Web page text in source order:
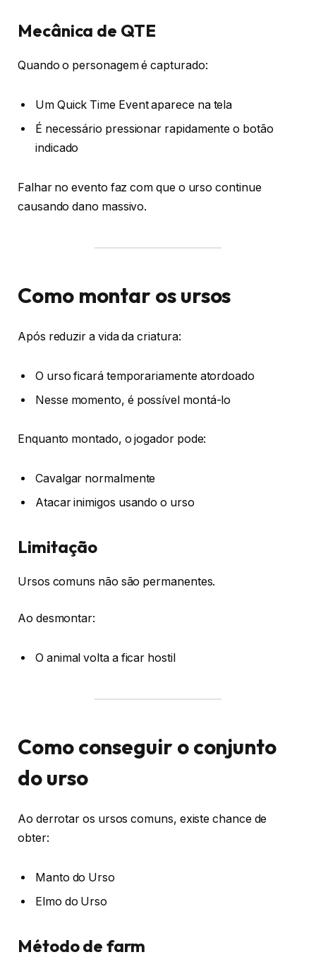
Mecânica de QTE
Quando o personagem é capturado:
Um Quick Time Event aparece na tela
É necessário pressionar rapidamente o botão
indicado
Falhar no evento faz com que o urso continue
causando dano massivo.
Como montar os ursos
Após reduzir a vida da criatura:
O urso ficará temporariamente atordoado
Nesse momento, é possível montá-lo
Enquanto montado, o jogador pode:
Cavalgar normalmente
Atacar inimigos usando o urso
Limitação
Ursos comuns não são permanentes.
Ao desmontar:
O animal volta a ficar hostil
Como conseguir o conjunto
do urso
Ao derrotar os ursos comuns, existe chance de
obter:
Manto do Urso
Elmo do Urso
Método de farm